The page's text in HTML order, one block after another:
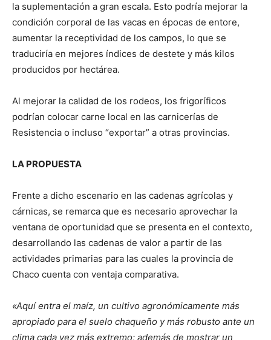
la suplementación a gran escala. Esto podría mejorar la
condición corporal de las vacas en épocas de entore,
aumentar la receptividad de los campos, lo que se
traduciría en mejores índices de destete y más kilos
producidos por hectárea.
Al mejorar la calidad de los rodeos, los frigoríficos
podrían colocar carne local en las carnicerías de
Resistencia o incluso “exportar” a otras provincias.
LA PROPUESTA
Frente a dicho escenario en las cadenas agrícolas y
cárnicas, se remarca que es necesario aprovechar la
ventana de oportunidad que se presenta en el contexto,
desarrollando las cadenas de valor a partir de las
actividades primarias para las cuales la provincia de
Chaco cuenta con ventaja comparativa.
«Aquí entra el maíz, un cultivo agronómicamente más
apropiado para el suelo chaqueño y más robusto ante un
clima cada vez más extremo; además de mostrar un